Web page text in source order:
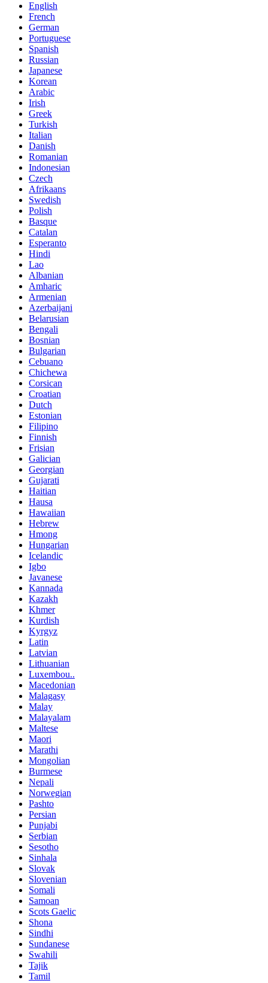
English
French
German
Portuguese
Spanish
Russian
Japanese
Korean
Arabic
Irish
Greek
Turkish
Italian
Danish
Romanian
Indonesian
Czech
Afrikaans
Swedish
Polish
Basque
Catalan
Esperanto
Hindi
Lao
Albanian
Amharic
Armenian
Azerbaijani
Belarusian
Bengali
Bosnian
Bulgarian
Cebuano
Chichewa
Corsican
Croatian
Dutch
Estonian
Filipino
Finnish
Frisian
Galician
Georgian
Gujarati
Haitian
Hausa
Hawaiian
Hebrew
Hmong
Hungarian
Icelandic
Igbo
Javanese
Kannada
Kazakh
Khmer
Kurdish
Kyrgyz
Latin
Latvian
Lithuanian
Luxembou..
Macedonian
Malagasy
Malay
Malayalam
Maltese
Maori
Marathi
Mongolian
Burmese
Nepali
Norwegian
Pashto
Persian
Punjabi
Serbian
Sesotho
Sinhala
Slovak
Slovenian
Somali
Samoan
Scots Gaelic
Shona
Sindhi
Sundanese
Swahili
Tajik
Tamil